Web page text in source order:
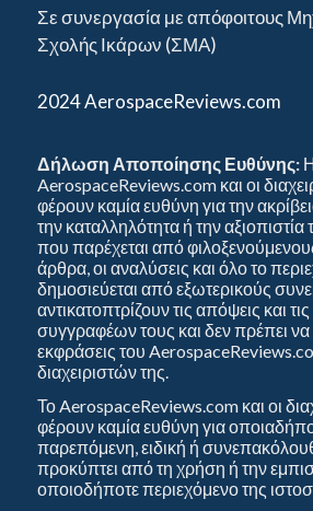
Σε συνεργασία με απόφοιτους
Σχολής Ικάρων (ΣΜΑ)
2024 AerospaceReviews.com
Δήλωση Αποποίησης Ευθύνης:
AerospaceReviews.com και οι
φέρουν καμία ευθύνη για την
την καταλληλότητα ή την
που παρέχεται από
άρθρα, οι αναλύσεις και όλο το
δημοσιεύεται από εξωτερικούς
αντικατοπτρίζουν τις απόψεις και
συγγραφέων τους και δεν πρέπει
εκφράσεις του
διαχειριστών της.
Το AerospaceReviews.com και οι
φέρουν καμία ευθύνη για
παρεπόμενη, ειδική ή
προκύπτει από τη χρήση ή την
οποιοδήποτε περιεχόμενο της